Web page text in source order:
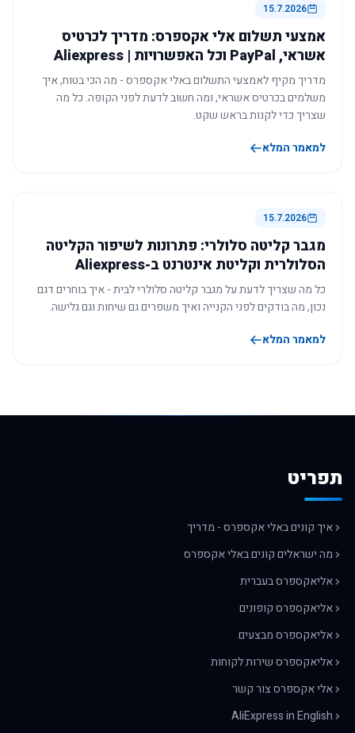
15.7.2026
אמצעי תשלום אלי אקספרס: מדריך לכרטיס
אשראי, PayPal וכל האפשרויות | Aliexpress
מדריך מקיף לאמצעי התשלום באלי אקספרס - מה הכי בטוח, איך
משלמים בכרטיס אשראי, ומה חשוב לדעת לפני הקופה. כל מה
שצריך כדי לקנות בראש שקט.
למאמר המלא
15.7.2026
מגבר קליטה סלולרי: פתרונות לשיפור הקליטה
הסלולרית וקליטת אינטרנט ב-Aliexpress
כל מה שצריך לדעת על מגבר קליטה סלולרי לבית - איך בוחרים דגם
נכון, מה בודקים לפני הקנייה ואיך משפרים גם שיחות וגם גלישה.
למאמר המלא
תפריט
איך קונים באלי אקספרס - מדריך
מה ישראלים קונים באלי אקספרס
אליאקספרס בעברית
אליאקספרס קופונים
אליאקספרס מבצעים
אליאקספרס שירות לקוחות
אלי אקספרס צור קשר
AliExpress in English